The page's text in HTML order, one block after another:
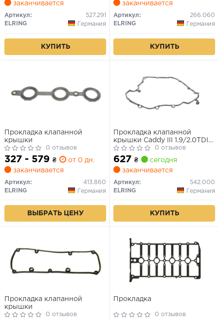
заканчивается
Артикул:
527.291
ELRING
Германия
КУПИТЬ
заканчивается
Артикул:
266.060
ELRING
Германия
КУПИТЬ
Прокладка клапанной
крышки
0 отзывов
327 - 579 ₴
от 0 дн.
заканчивается
Артикул:
413.860
ELRING
Германия
ВЫБРАТЬ ЦЕНУ
Прокладка клапанной
крышки Caddy III 1.9/2.0TDI
04- (BLS)
0 отзывов
627 ₴
сегодня
заканчивается
Артикул:
542.000
ELRING
Германия
КУПИТЬ
Прокладка клапанной
крышки
0 отзывов
Прокладка
0 отзывов